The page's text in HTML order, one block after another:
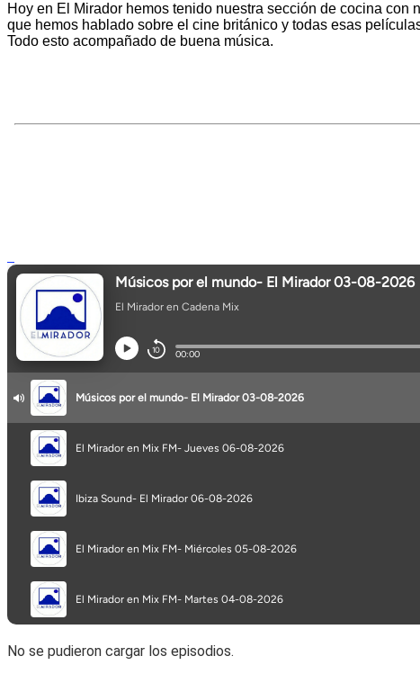
Hoy en El Mirador hemos tenido nuestra sección de cocina
que hemos hablado sobre el cine británico y todas esas
Todo esto acompañado de buena música.
No se pudieron cargar los episodios.